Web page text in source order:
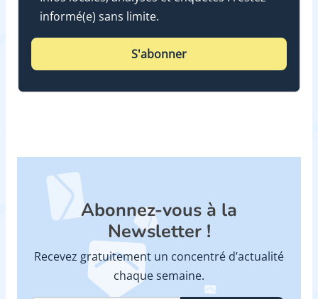
informé(e) sans limite.
S'abonner
Abonnez-vous à la
Newsletter !
Recevez gratuitement un concentré d’actualité
chaque semaine.